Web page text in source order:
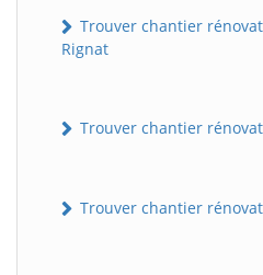
Trouver chantier
Rignat
Trouver chantier
Trouver chantier